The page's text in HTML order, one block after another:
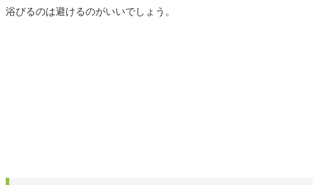
浴びるのは避けるのがいいでしょう。